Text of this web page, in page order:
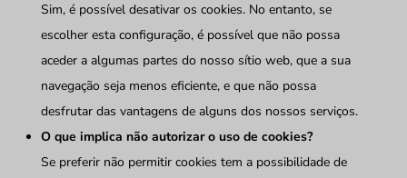
Sim, é possível desativar os cookies. No entanto, se
escolher esta configuração, é possível que não possa
aceder a algumas partes do nosso sítio web, que a sua
navegação seja menos eficiente, e que não possa
desfrutar das vantagens de alguns dos nossos serviços.
O que implica não autorizar o uso de cookies?
Se preferir não permitir cookies tem a possibilidade de